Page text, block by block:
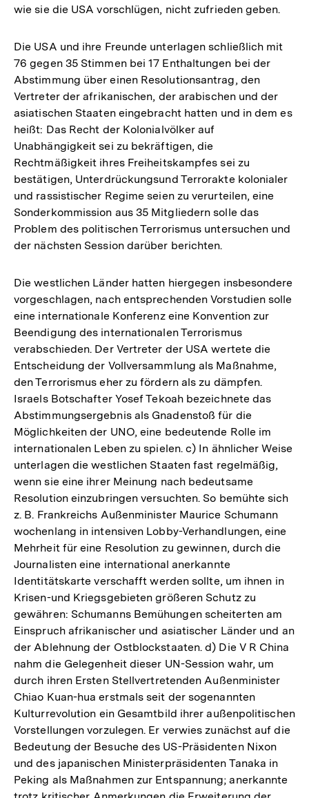
wie sie die USA vorschlügen, nicht zufrieden geben.
Die USA und ihre Freunde unterlagen schließlich mit
76 gegen 35 Stimmen bei 17 Enthaltungen bei der
Abstimmung über einen Resolutionsantrag, den
Vertreter der afrikanischen, der arabischen und der
asiatischen Staaten eingebracht hatten und in dem es
heißt: Das Recht der Kolonialvölker auf
Unabhängigkeit sei zu bekräftigen, die
Rechtmäßigkeit ihres Freiheitskampfes sei zu
bestätigen, Unterdrückungsund Terrorakte kolonialer
und rassistischer Regime seien zu verurteilen, eine
Sonderkommission aus 35 Mitgliedern solle das
Problem des politischen Terrorismus untersuchen und
der nächsten Session darüber berichten.
Die westlichen Länder hatten hiergegen insbesondere
vorgeschlagen, nach entsprechenden Vorstudien solle
eine internationale Konferenz eine Konvention zur
Beendigung des internationalen Terrorismus
verabschieden. Der Vertreter der USA wertete die
Entscheidung der Vollversammlung als Maßnahme,
den Terrorismus eher zu fördern als zu dämpfen.
Israels Botschafter Yosef Tekoah bezeichnete das
Abstimmungsergebnis als Gnadenstoß für die
Möglichkeiten der UNO, eine bedeutende Rolle im
internationalen Leben zu spielen. c) In ähnlicher Weise
unterlagen die westlichen Staaten fast regelmäßig,
wenn sie eine ihrer Meinung nach bedeutsame
Resolution einzubringen versuchten. So bemühte sich
z. B. Frankreichs Außenminister Maurice Schumann
wochenlang in intensiven Lobby-Verhandlungen, eine
Mehrheit für eine Resolution zu gewinnen, durch die
Journalisten eine international anerkannte
Identitätskarte verschafft werden sollte, um ihnen in
Krisen-und Kriegsgebieten größeren Schutz zu
gewähren: Schumanns Bemühungen scheiterten am
Einspruch afrikanischer und asiatischer Länder und an
der Ablehnung der Ostblockstaaten. d) Die V R China
nahm die Gelegenheit dieser UN-Session wahr, um
durch ihren Ersten Stellvertretenden Außenminister
Chiao Kuan-hua erstmals seit der sogenannten
Kulturrevolution ein Gesamtbild ihrer außenpolitischen
Vorstellungen vorzulegen. Er verwies zunächst auf die
Bedeutung der Besuche des US-Präsidenten Nixon
und des japanischen Ministerpräsidenten Tanaka in
Peking als Maßnahmen zur Entspannung; anerkannte